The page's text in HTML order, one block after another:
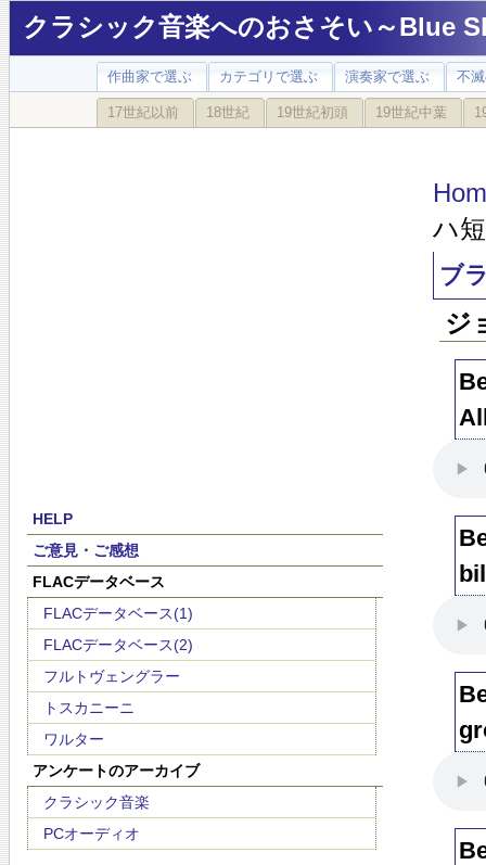
クラシック音楽へのおさそい～Blue
作曲家で選ぶ カテゴリで選ぶ 演奏家で選ぶ 不
17世紀以前 18世紀 19世紀初頭 19世紀中葉
HELP
ご意見・ご感想
FLACデータベース
FLACデータベース(1)
FLACデータベース(2)
フルトヴェングラー
トスカニーニ
ワルター
アンケートのアーカイブ
クラシック音楽
PCオーディオ
ハ
ブ
ジ